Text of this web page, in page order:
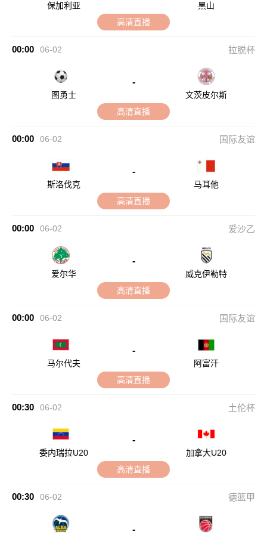
保加利亚
黑山
高清直播
00:00 06-02 拉脱杯
图勇士
-
文茨皮尔斯
高清直播
00:00 06-02 国际友谊
斯洛伐克
-
马耳他
高清直播
00:00 06-02 爱沙乙
爱尔华
-
威克伊勒特
高清直播
00:00 06-02 国际友谊
马尔代夫
-
阿富汗
高清直播
00:30 06-02 土伦杯
委内瑞拉U20
-
加拿大U20
高清直播
00:30 06-02 德篮甲
-